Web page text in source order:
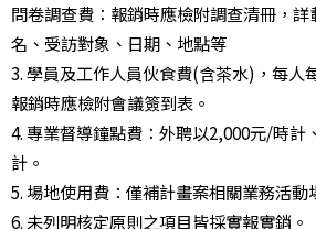
問卷調查費：報銷時應檢附調查清冊，
名、受訪對象、日期、地點等
3. 學員及工作人員伙食費(含茶水)，每人
報銷時應檢附會議簽到表。
4. 專業督導鐘點費：外聘以2,000元/時計
計。
5. 場地使用費：僅補計畫案相關業務活動
6. 未列明核定原則之項目皆採實報實銷。